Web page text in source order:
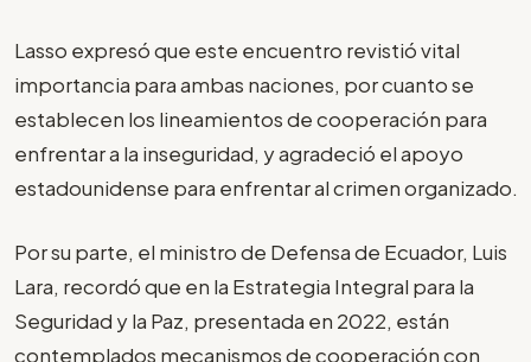
Lasso expresó que este encuentro revistió vital
importancia para ambas naciones, por cuanto se
establecen los lineamientos de cooperación para
enfrentar a la inseguridad, y agradeció el apoyo
estadounidense para enfrentar al crimen organizado.
Por su parte, el ministro de Defensa de Ecuador, Luis
Lara, recordó que en la Estrategia Integral para la
Seguridad y la Paz, presentada en 2022, están
contemplados mecanismos de cooperación con